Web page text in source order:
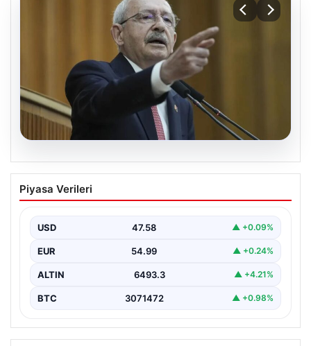
Kılıçdaroğlu: Hesap sormaktan da
vermekten de çekinmeyiz
Piyasa Verileri
USD 47.58 ▲ +0.09%
EUR 54.99 ▲ +0.24%
ALTIN 6493.3 ▲ +4.21%
BTC 3071472 ▲ +0.98%